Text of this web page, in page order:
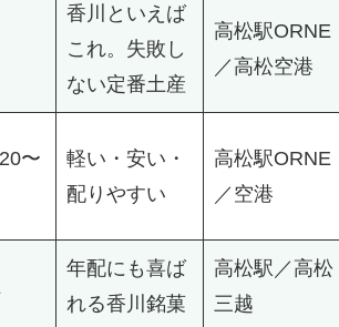
香川といえば
これ。失敗し
ない定番土産
高松駅ORNE
／高松空港
〜
軽い・安い・
配りやすい
高松駅ORNE
／空港
年配にも喜ば
れる香川銘菓
高松駅／高松
三越